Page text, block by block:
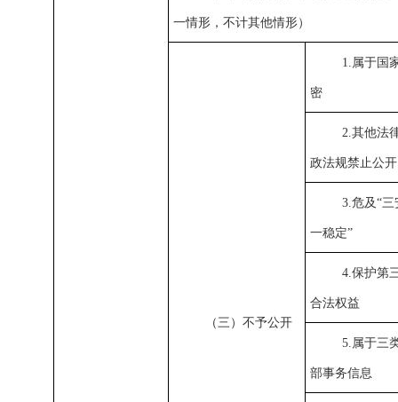
一情形，不计其他情形）
（三）不予公开
1.属于国
密
2.其他法
政法规禁止公开
3.危及“三
一稳定”
4.保护第
合法权益
5.属于三
部事务信息